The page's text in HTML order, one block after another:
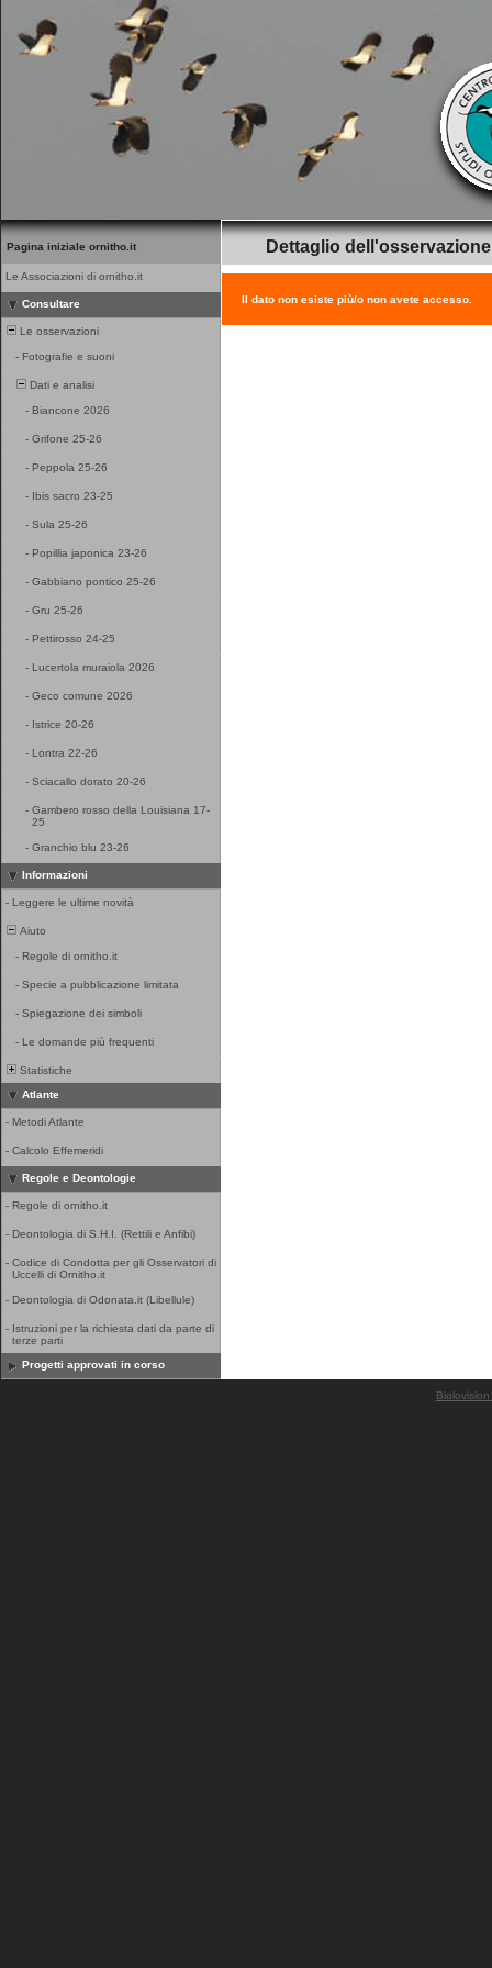
Pagina iniziale ornitho.it
Le Associazioni di ornitho.it
Consultare
Le osservazioni
- Fotografie e suoni
Dati e analisi
- Biancone 2026
- Grifone 25-26
- Peppola 25-26
- Ibis sacro 23-25
- Sula 25-26
- Popillia japonica 23-26
- Gabbiano pontico 25-26
- Gru 25-26
- Pettirosso 24-25
- Lucertola muraiola 2026
- Geco comune 2026
- Istrice 20-26
- Lontra 22-26
- Sciacallo dorato 20-26
- Gambero rosso della Louisiana 17-
25
- Granchio blu 23-26
Informazioni
- Leggere le ultime novità
Aiuto
- Regole di ornitho.it
- Specie a pubblicazione limitata
- Spiegazione dei simboli
- Le domande più frequenti
Statistiche
Atlante
- Metodi Atlante
- Calcolo Effemeridi
Regole e Deontologie
- Regole di ornitho.it
- Deontologia di S.H.I. (Rettili e Anfibi)
- Codice di Condotta per gli Osservatori di
Uccelli di Ornitho.it
- Deontologia di Odonata.it (Libellule)
- Istruzioni per la richiesta dati da parte di
terze parti
Progetti approvati in corso
Dettaglio dell'osservazione
Il dato non esiste più/o non avete accesso.
Biolovision